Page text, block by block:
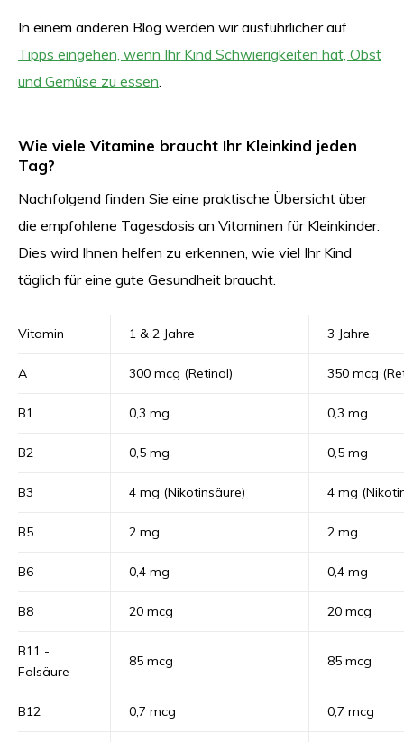
In einem anderen Blog werden wir ausführlicher auf
Tipps eingehen, wenn Ihr Kind Schwierigkeiten hat, Obst
und Gemüse zu essen.
Wie viele Vitamine braucht Ihr Kleinkind jeden
Tag?
Nachfolgend finden Sie eine praktische Übersicht über
die empfohlene Tagesdosis an Vitaminen für Kleinkinder.
Dies wird Ihnen helfen zu erkennen, wie viel Ihr Kind
täglich für eine gute Gesundheit braucht.
Vitamin 1 & 2 Jahre 3 Jahre
A 300 mcg (Retinol) 350 mcg
B1 0,3 mg 0,3 mg
B2 0,5 mg 0,5 mg
B3 4 mg (Nikotinsäure) 4 mg
B5 2 mg 2 mg
B6 0,4 mg 0,4 mg
B8 20 mcg 20 mcg
B11 -
Folsäure
85 mcg 85 mcg
B12 0,7 mcg 0,7 mcg